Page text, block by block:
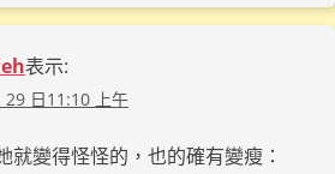
表示:
29 日11:10 上午
就變得怪怪的，也的確有變瘦：